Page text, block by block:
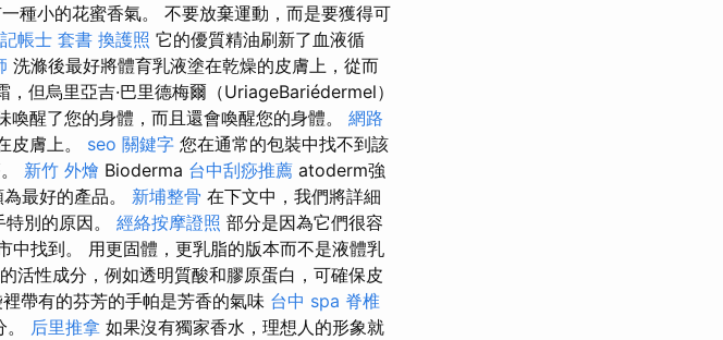
種小的花蜜香氣。 不要放棄運動，而是要獲得可
記帳士 套書 換護照 它的優質精油刷新了血液循
洗滌後最好將體育乳液塗在乾燥的皮膚上，從而
但烏里亞吉·巴里德梅爾（UriageBariédermel）
醒了您的身體，而且還會喚醒您的身體。 網路
皮膚上。 seo 關鍵字 您在通常的包裝中找不到該
新竹 外燴 Bioderma 台中刮痧推薦 atoderm強
最好的產品。 新埔整骨 在下文中，我們將詳細
別的原因。 經絡按摩證照 部分是因為它們很容
中找到。 用更固體，更乳脂的版本而不是液體乳
活性成分，例如透明質酸和膠原蛋白，可確保皮
帶有的芬芳的手帕是芳香的氣味 台中 spa 脊椎
后里推拿 如果沒有獨家香水，理想人的形象就